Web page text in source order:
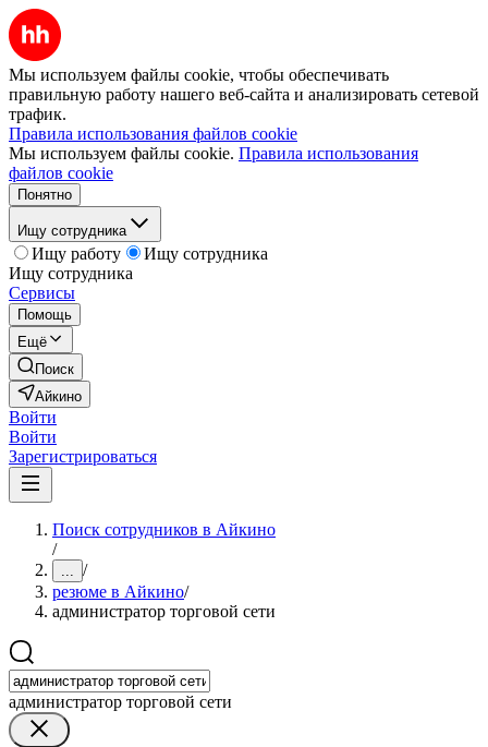
Мы используем файлы cookie, чтобы обеспечивать
правильную работу нашего веб-сайта и анализировать сетевой
трафик.
Правила использования файлов cookie
Мы используем файлы cookie. Правила использования
файлов cookie
Понятно
Ищу сотрудника
Ищу работу
Ищу сотрудника
Ищу сотрудника
Сервисы
Помощь
Ещё
Поиск
Айкино
Войти
Войти
Зарегистрироваться
Поиск сотрудников в Айкино
/
... /
резюме в Айкино/
администратор торговой сети
администратор торговой сети